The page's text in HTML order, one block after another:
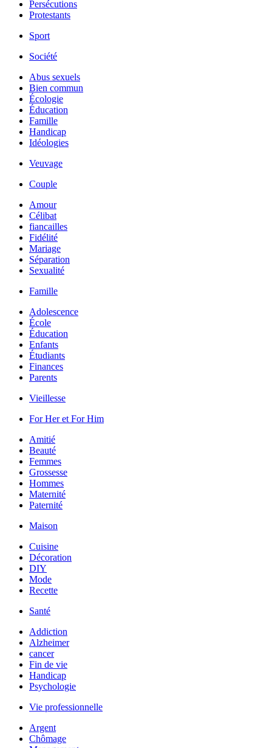
Persécutions
Protestants
Sport
Société
Abus sexuels
Bien commun
Écologie
Éducation
Famille
Handicap
Idéologies
Veuvage
Couple
Amour
Célibat
fiancailles
Fidélité
Mariage
Séparation
Sexualité
Famille
Adolescence
École
Éducation
Enfants
Étudiants
Finances
Parents
Vieillesse
For Her et For Him
Amitié
Beauté
Femmes
Grossesse
Hommes
Maternité
Paternité
Maison
Cuisine
Décoration
DIY
Mode
Recette
Santé
Addiction
Alzheimer
cancer
Fin de vie
Handicap
Psychologie
Vie professionnelle
Argent
Chômage